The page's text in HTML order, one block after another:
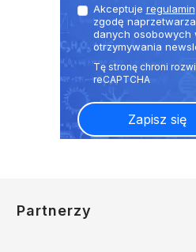
Akceptuje regulamin
zgodę
danych osobowych
otrzymywania
Partnerzy